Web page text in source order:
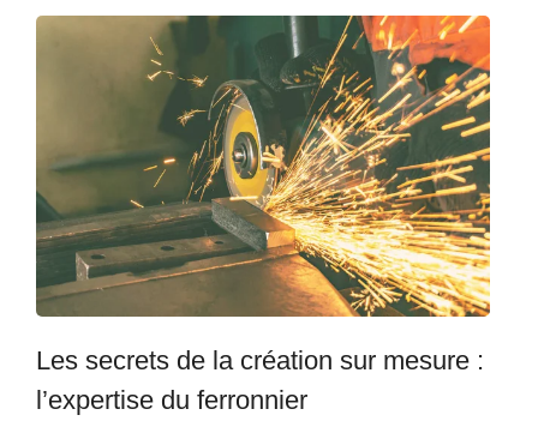
Les secrets de la création sur mesure :
l’expertise du ferronnier